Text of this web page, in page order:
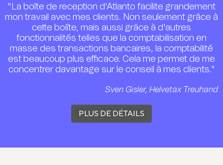
"La boîte de reception d'Atlanto facilite grandement
mon travail avec mes clients. Non seulement grâce à
cette boiîte, mais aussi grâce à d'autres
fonctionnalités telles que la comptabilisation en
masse des transactions bancaires, la comptabilité
est beaucoup plus efficace. Cela me permet de me
concentrer davantage sur le conseil à mes clients."
Sven Gisler, Helvetax Treuhand
PLUS DE DÉTAILS